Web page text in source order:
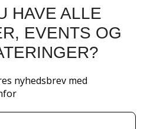
HAVE ALLE
EVENTS OG
nyhedsbrev med